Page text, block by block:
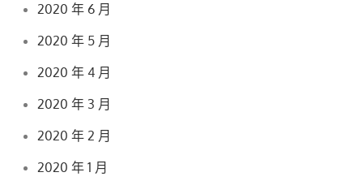
2020 年 6 月
2020 年 5 月
2020 年 4 月
2020 年 3 月
2020 年 2 月
2020 年 1 月